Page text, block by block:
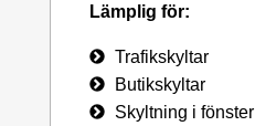
Lämplig för:
Trafikskyltar
Butikskyltar
Skyltning i fönster